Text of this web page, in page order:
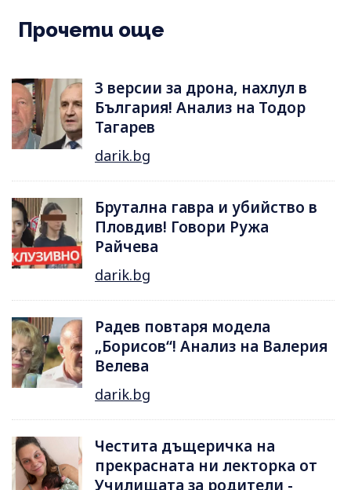
Прочети още
3 версии за дрона, нахлул в
България! Анализ на Тодор
Тагарев
darik.bg
Брутална гавра и убийство в
Пловдив! Говори Ружа
Райчева
darik.bg
Радев повтаря модела
„Борисов“! Анализ на Валерия
Велева
darik.bg
Честита дъщеричка на
прекрасната ни лекторка от
Училищата за родители -